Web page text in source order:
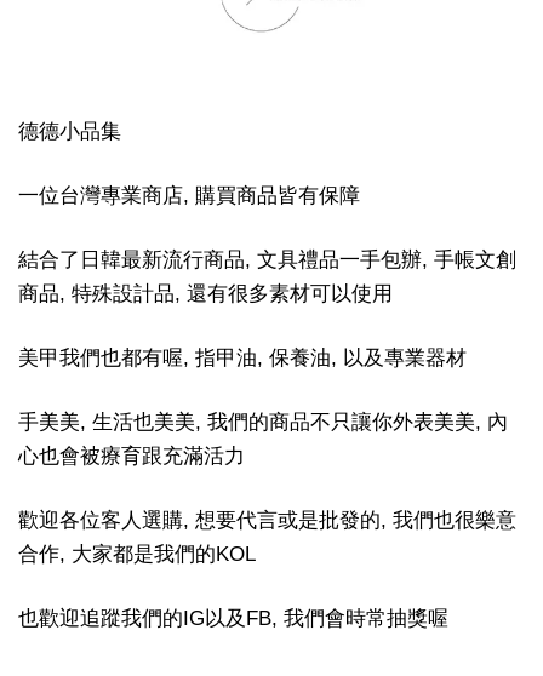
德德小品集
一位台灣專業商店, 購買商品皆有保障
結合了日韓最新流行商品, 文具禮品一手包辦, 手帳文創
商品, 特殊設計品, 還有很多素材可以使用
美甲我們也都有喔, 指甲油, 保養油, 以及專業器材
手美美, 生活也美美, 我們的商品不只讓你外表美美, 內
心也會被療育跟充滿活力
歡迎各位客人選購, 想要代言或是批發的, 我們也很樂意
合作, 大家都是我們的KOL
也歡迎追蹤我們的IG以及FB, 我們會時常抽獎喔